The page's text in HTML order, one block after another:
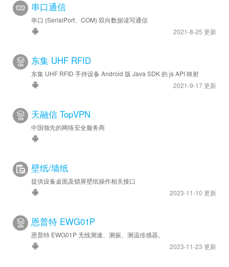
串口通信
串口 (SerialPort、COM) 双向数据读写通信
2021-8-25 更新
东集 UHF RFID
东集 UHF RFID 手持设备 Android 版 Java SDK 的 js API 映射
2021-9-17 更新
天融信 TopVPN
中国领先的网络安全服务商
壁纸/墙纸
提供设备桌面及锁屏壁纸操作相关接口
2023-11-10 更新
恩普特 EWG01P
恩普特 EWG01P 无线测速、测振、测温传感器。
2023-11-23 更新